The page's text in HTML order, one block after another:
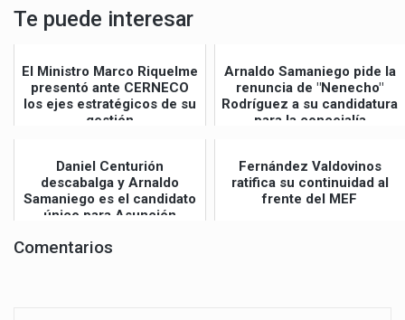
Te puede interesar
El Ministro Marco Riquelme
presentó ante CERNECO
los ejes estratégicos de su
gestión
Arnaldo Samaniego pide la
renuncia de "Nenecho"
Rodríguez a su candidatura
para la concejalía
Daniel Centurión
descabalga y Arnaldo
Samaniego es el candidato
único para Asunción
Fernández Valdovinos
ratifica su continuidad al
frente del MEF
Comentarios